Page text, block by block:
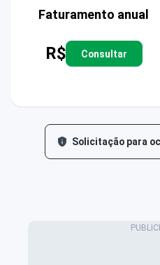
Faturamento anual
R$ Consultar
Solicitação para